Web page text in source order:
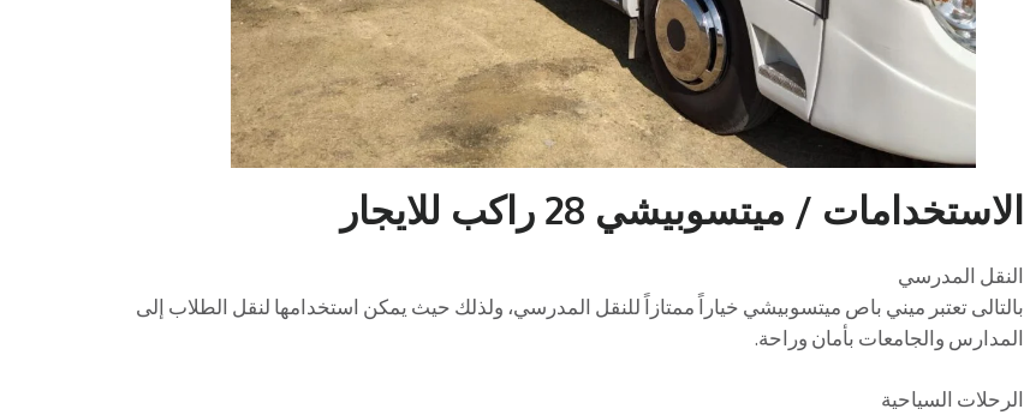
الاستخدامات / ميتسوبيشي 28 راكب للايجار
النقل المدرسي
بالتالى تعتبر ميني باص ميتسوبيشي خياراً ممتازاً للنقل المدرسي، ولذلك حيث يمكن استخدامها لنقل الطلاب إلى
المدارس والجامعات بأمان وراحة.
الرحلات السياحية